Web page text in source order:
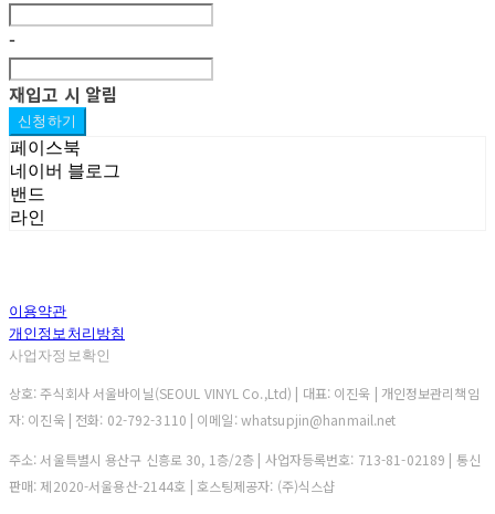
-
재입고 시 알림
신청하기
페이스북
네이버 블로그
밴드
라인
이용약관
개인정보처리방침
사업자정보확인
상호: 주식회사 서울바이닐(SEOUL VINYL Co.,Ltd) | 대표: 이진욱 | 개인정보관리책임
자: 이진욱 | 전화: 02-792-3110 | 이메일: whatsupjin@hanmail.net
주소: 서울특별시 용산구 신흥로 30, 1층/2층 | 사업자등록번호: 713-81-02189 | 통신
판매: 제2020-서울용산-2144호 | 호스팅제공자: (주)식스샵